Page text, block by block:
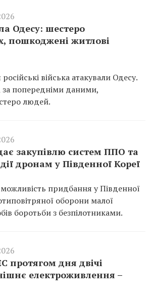
Одесу: шестеро
пошкоджені житлові
війська атакували Одесу.
за попередніми даними,
людей.
закупівлю систем ППО та
дронам у Південної Кореї
придбання у Південної
оборони малої
боротьби з безпілотниками.
протягом дня двічі
електроживлення –